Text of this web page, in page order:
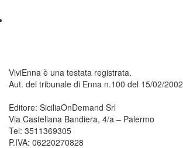
ViviEnna è una testata registrata.
Aut. del tribunale di Enna n.100 del 15/02/2002
Editore: SiciliaOnDemand Srl
Via Castellana Bandiera, 4/a – Palermo
Tel: 3511369305
P.IVA: 06220270828